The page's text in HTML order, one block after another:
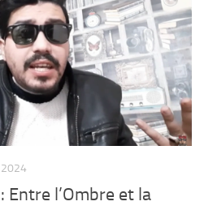
2024
Entre l’Ombre et la